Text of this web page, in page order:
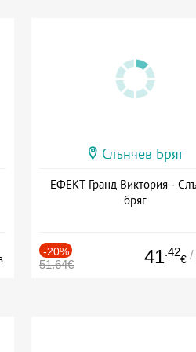
Слънчев Бряг
ЕФЕКТ Гранд Виктория -
бряг
-20%
51.64€ 41.42
€ /